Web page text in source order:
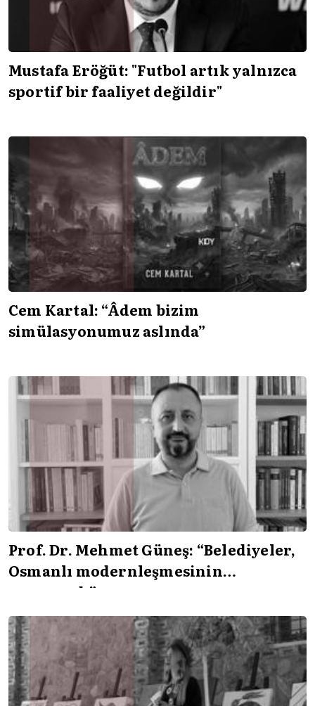
Mustafa Eröğüt: "Futbol artık yalnızca
sportif bir faaliyet değildir"
Cem Kartal: “Âdem bizim
simülasyonumuz aslında”
Prof. Dr. Mehmet Güneş: “Belediyeler,
Osmanlı modernleşmesinin
parçasıydı”